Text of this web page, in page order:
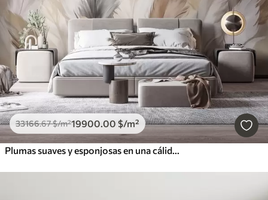
33166.67$/m²19900.00 $/m²
Plumas suaves y esponjosas en una cálida paleta de colores neutros